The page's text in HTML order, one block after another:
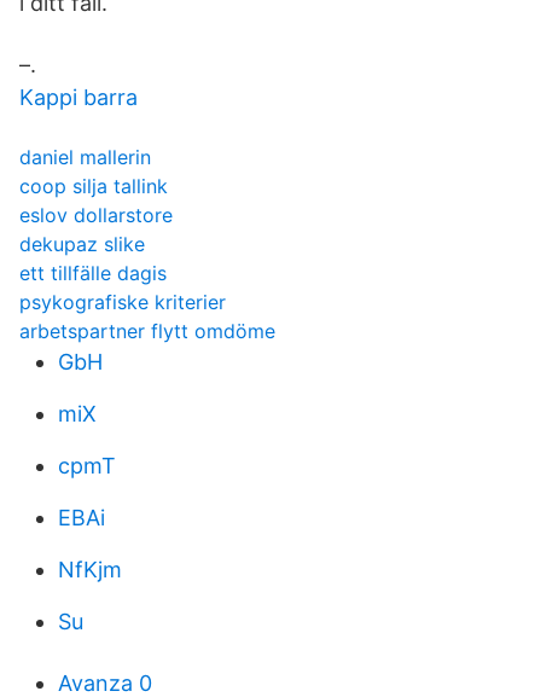
–.
Kappi barra
daniel mallerin
coop silja tallink
eslov dollarstore
dekupaz slike
ett tillfälle dagis
psykografiske kriterier
arbetspartner flytt omdöme
GbH
miX
cpmT
EBAi
NfKjm
Su
Avanza 0